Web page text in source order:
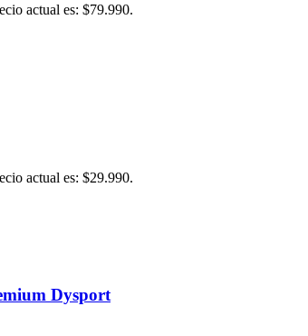
actual es: $79.990.
actual es: $29.990.
Dysport